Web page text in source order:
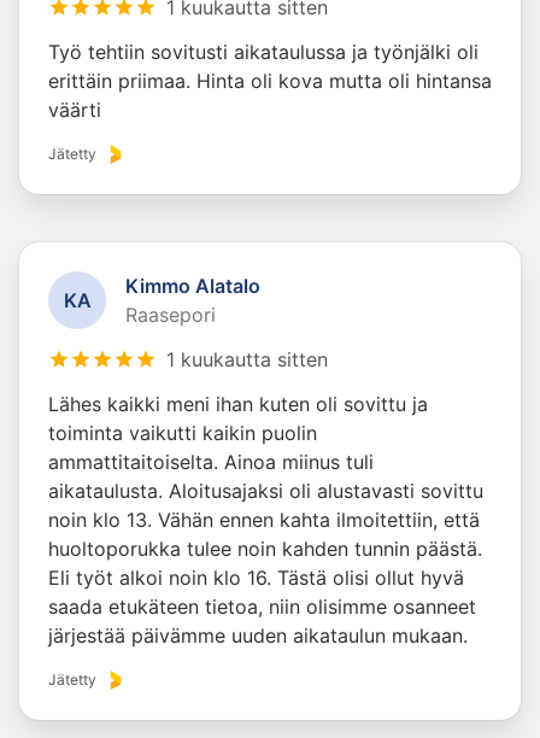
1 kuukautta sitten
Työ tehtiin sovitusti aikataulussa ja työnjälki oli
erittäin priimaa. Hinta oli kova mutta oli hintansa
väärti
Jätetty
KA
Kimmo Alatalo
Raasepori
1 kuukautta sitten
Lähes kaikki meni ihan kuten oli sovittu ja
toiminta vaikutti kaikin puolin
ammattitaitoiselta. Ainoa miinus tuli
aikataulusta. Aloitusajaksi oli alustavasti sovittu
noin klo 13. Vähän ennen kahta ilmoitettiin, että
huoltoporukka tulee noin kahden tunnin päästä.
Eli työt alkoi noin klo 16. Tästä olisi ollut hyvä
saada etukäteen tietoa, niin olisimme osanneet
järjestää päivämme uuden aikataulun mukaan.
Jätetty